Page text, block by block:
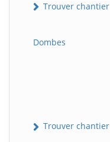
Trouver
Dombes
Trouver